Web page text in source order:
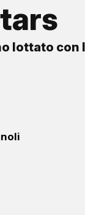
lottato con